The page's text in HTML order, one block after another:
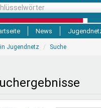
News
Freizeit &
Jugendnetz Suche